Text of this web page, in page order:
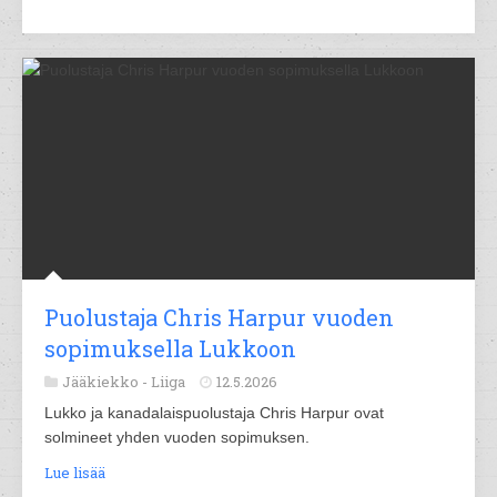
Puolustaja Chris Harpur vuoden
sopimuksella Lukkoon
Jääkiekko - Liiga 12.5.2026
Lukko ja kanadalaispuolustaja Chris Harpur ovat
solmineet yhden vuoden sopimuksen.
Lue lisää